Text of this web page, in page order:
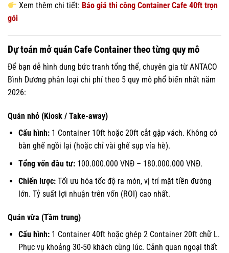
Xem thêm chi tiết: Báo giá thi công Container Cafe 40ft trọn
gói
Dự toán mở quán Cafe Container theo từng quy mô
Để bạn dễ hình dung bức tranh tổng thể, chuyên gia từ ANTACO
Bình Dương phân loại chi phí theo 5 quy mô phổ biến nhất năm
2026:
Quán nhỏ (Kiosk / Take-away)
Cấu hình:1 Container 10ft hoặc 20ft cắt gập vách. Không có
bàn ghế ngồi lại (hoặc chỉ vài ghế sụp vỉa hè).
Tổng vốn đầu tư:100.000.000 VNĐ – 180.000.000 VNĐ.
Chiến lược:Tối ưu hóa tốc độ ra món, vị trí mặt tiền đường
lớn. Tỷ suất lợi nhuận trên vốn (ROI) cao nhất.
Quán vừa (Tầm trung)
Cấu hình:1 Container 40ft hoặc ghép 2 Container 20ft chữ L.
Phục vụ khoảng 30-50 khách cùng lúc. Cảnh quan ngoại thất